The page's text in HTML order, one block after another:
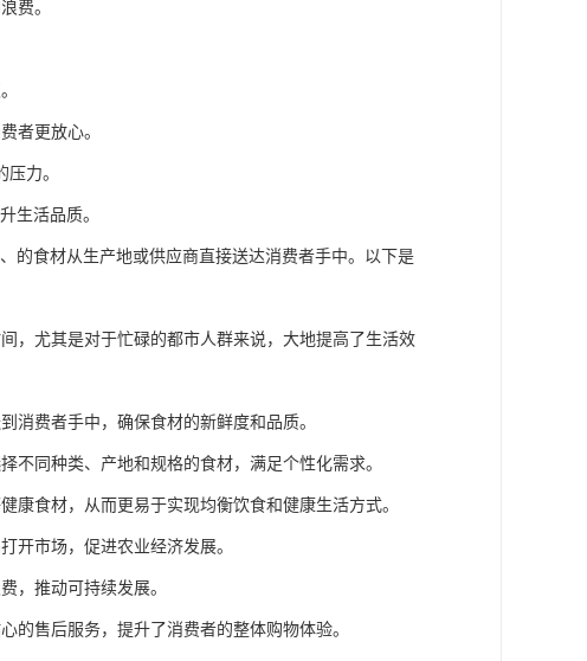
费。
者更放心。
力。
生活品质。
的食材从生产地或供应商直接送达消费者手中。以下是
，尤其是对于忙碌的都市人群来说，大地提高了生活效
消费者手中，确保食材的新鲜度和品质。
不同种类、产地和规格的食材，满足个性化需求。
康食材，从而更易于实现均衡饮食和健康生活方式。
开市场，促进农业经济发展。
，推动可持续发展。
的售后服务，提升了消费者的整体购物体验。